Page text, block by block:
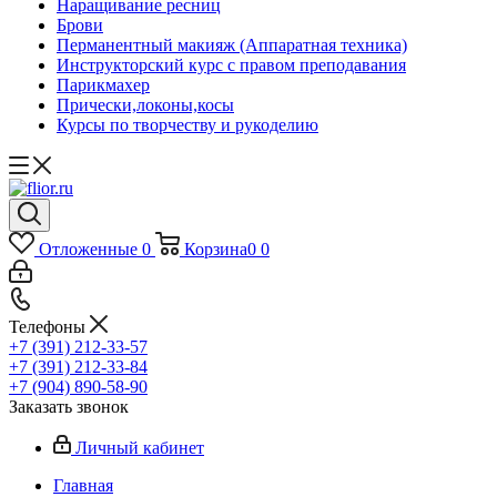
Наращивание ресниц
Брови
Перманентный макияж (Аппаратная техника)
Инструкторский курс с правом преподавания
Парикмахер
Прически,локоны,косы
Курсы по творчеству и рукоделию
Отложенные 0 Корзина0 0
Телефоны
+7 (391) 212-33-57
+7 (391) 212-33-84
+7 (904) 890-58-90
Заказать звонок
Личный кабинет
Главная